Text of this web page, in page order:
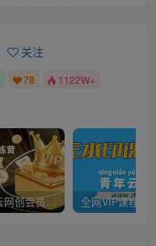
关注
78 1122W+
加入青年云网创会员，全站资源免费学习。加入高级合伙人，推广日入1000+